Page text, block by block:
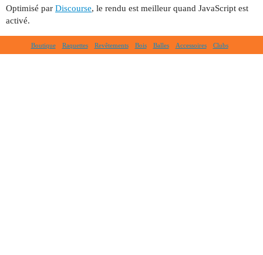
Optimisé par Discourse, le rendu est meilleur quand JavaScript est
activé.
Boutique Raquettes Revêtements Bois Balles Accessoires Clubs